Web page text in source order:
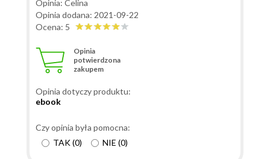
gdzie rośnie wanilia, Pieprz i wanilia, Tam, gdzie
kwitną migdały, Tam, gdzie pachnie eukaliptus. Był
o świecie, za którym w szarych komunistycznych
czasach zwyczajnie tęskniliśmy w zamkniętych
razem z Elżbietą Dzikowską egzotyką niedostępnego
są ikonami polskiej kultury. Obecnie Tony Halik
funkcjonuje pozytywnie w świadomości społecznej
Opinia: Celina
Opinia dodana: 2021-09-22
Ocena: 5
Opinia
potwierdzona
zakupem
Opinia dotyczy produktu:
ebook
Czy opinia była pomocna:
TAK(0) NIE (0)